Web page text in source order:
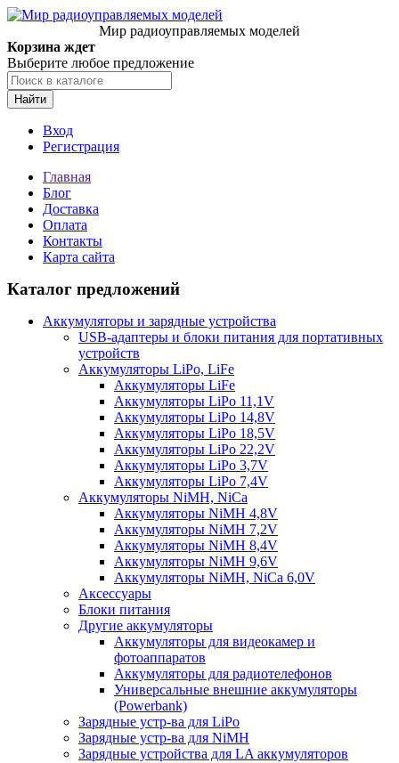
Мир радиоуправляемых моделей
Корзина ждет
Выберите любое предложение
Найти
Вход
Регистрация
Главная
Блог
Доставка
Оплата
Контакты
Карта сайта
Каталог предложений
Аккумуляторы и зарядные устройства
USB-адаптеры и блоки питания для портативных
устройств
Аккумуляторы LiPo, LiFe
Аккумуляторы LiFe
Аккумуляторы LiPo 11,1V
Аккумуляторы LiPo 14,8V
Аккумуляторы LiPo 18,5V
Аккумуляторы LiPo 22,2V
Аккумуляторы LiPo 3,7V
Аккумуляторы LiPo 7,4V
Аккумуляторы NiMH, NiCa
Аккумуляторы NiMH 4,8V
Аккумуляторы NiMH 7,2V
Аккумуляторы NiMH 8,4V
Аккумуляторы NiMH 9,6V
Аккумуляторы NiMH, NiCa 6,0V
Аксессуары
Блоки питания
Другие аккумуляторы
Аккумуляторы для видеокамер и
фотоаппаратов
Аккумуляторы для радиотелефонов
Универсальные внешние аккумуляторы
(Powerbank)
Зарядные устр-ва для LiPo
Зарядные устр-ва для NiMH
Зарядные устройства для LA аккумуляторов